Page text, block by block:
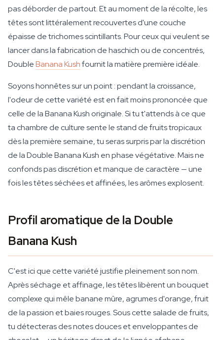
pas déborder de partout. Et au moment de la récolte, les
têtes sont littéralement recouvertes d'une couche
épaisse de trichomes scintillants. Pour ceux qui veulent se
lancer dans la fabrication de haschich ou de concentrés,
DoubleBanana Kushfournit la matière première idéale.
Soyons honnêtes sur un point : pendant la croissance,
l'odeur de cette variété est en fait moins prononcée que
celle de la Banana Kush originale. Si tu t'attends à ce que
ta chambre de culture sente le stand de fruits tropicaux
dès la première semaine, tu seras surpris par la discrétion
de la Double Banana Kush en phase végétative. Mais ne
confonds pas discrétion et manque de caractère — une
fois les têtes séchées et affinées, les arômes explosent.
Profil aromatique de la Double
Banana Kush
C'est ici que cette variété justifie pleinement son nom.
Après séchage et affinage, les têtes libèrent un bouquet
complexe qui mêle banane mûre, agrumes d'orange, fruit
de la passion et baies rouges. Sous cette salade de fruits,
tu détecteras des notes douces et enveloppantes de